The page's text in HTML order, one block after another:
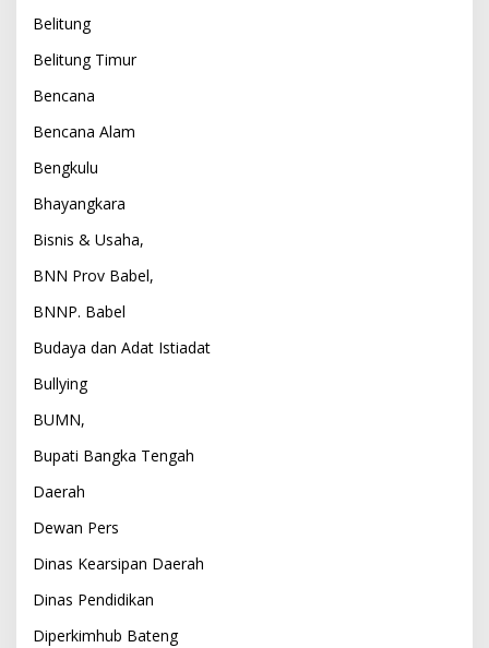
Belitung
Belitung Timur
Bencana
Bencana Alam
Bengkulu
Bhayangkara
Bisnis & Usaha,
BNN Prov Babel,
BNNP. Babel
Budaya dan Adat Istiadat
Bullying
BUMN,
Bupati Bangka Tengah
Daerah
Dewan Pers
Dinas Kearsipan Daerah
Dinas Pendidikan
Diperkimhub Bateng